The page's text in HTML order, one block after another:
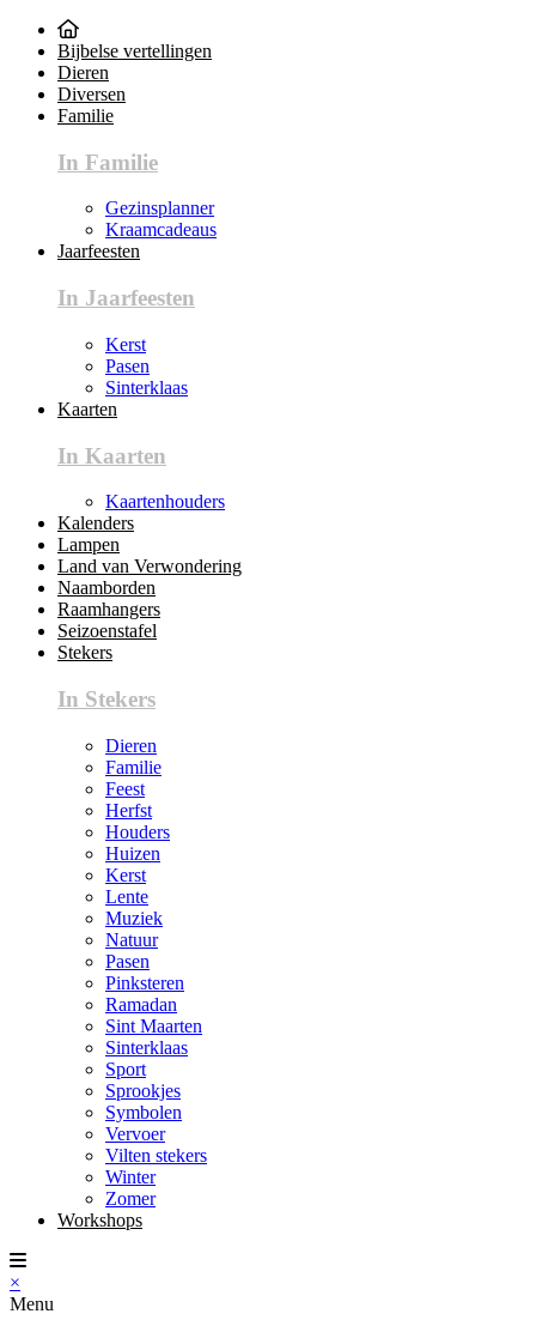
Bijbelse vertellingen
Dieren
Diversen
Familie
In Familie
Gezinsplanner
Kraamcadeaus
Jaarfeesten
In Jaarfeesten
Kerst
Pasen
Sinterklaas
Kaarten
In Kaarten
Kaartenhouders
Kalenders
Lampen
Land van Verwondering
Naamborden
Raamhangers
Seizoenstafel
Stekers
In Stekers
Dieren
Familie
Feest
Herfst
Houders
Huizen
Kerst
Lente
Muziek
Natuur
Pasen
Pinksteren
Ramadan
Sint Maarten
Sinterklaas
Sport
Sprookjes
Symbolen
Vervoer
Vilten stekers
Winter
Zomer
Workshops
×
Menu